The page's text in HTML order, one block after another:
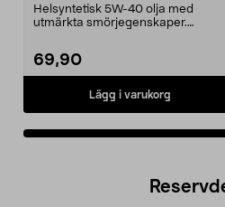
Helsyntetisk 5W-40 olja med
utmärkta smörjegenskaper.
69,90
Lägg i varukorg